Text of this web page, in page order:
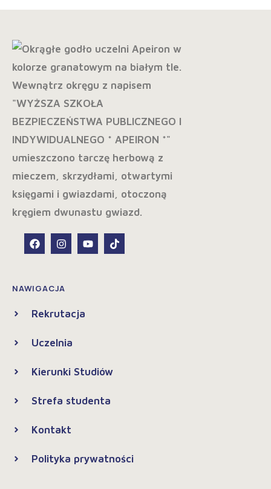
NAWIGACJA
Rekrutacja
Uczelnia
Kierunki Studiów
Strefa studenta
Kontakt
Polityka prywatności